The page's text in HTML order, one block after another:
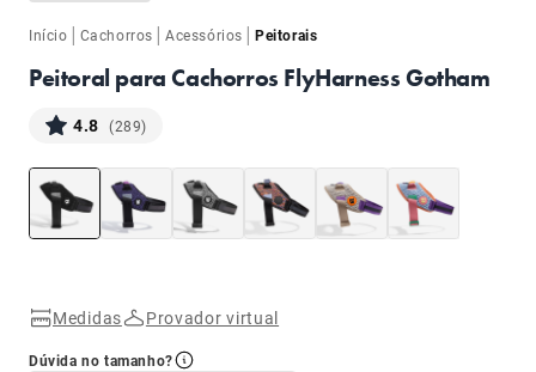
Início | Cachorros |Acessórios |Peitorais
Peitoral para Cachorros FlyHarness Gotham
4.8 (289)
Medidas Provador virtual
Dúvida no tamanho?